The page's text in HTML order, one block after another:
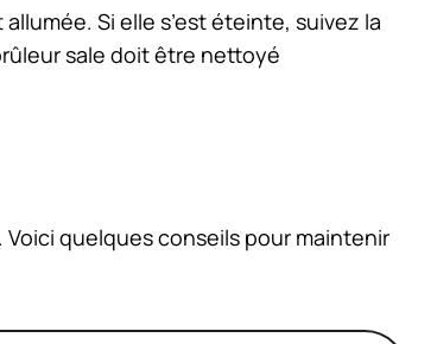
Si elle s’est éteinte, suivez la
sale doit être nettoyé
quelques conseils pour maintenir